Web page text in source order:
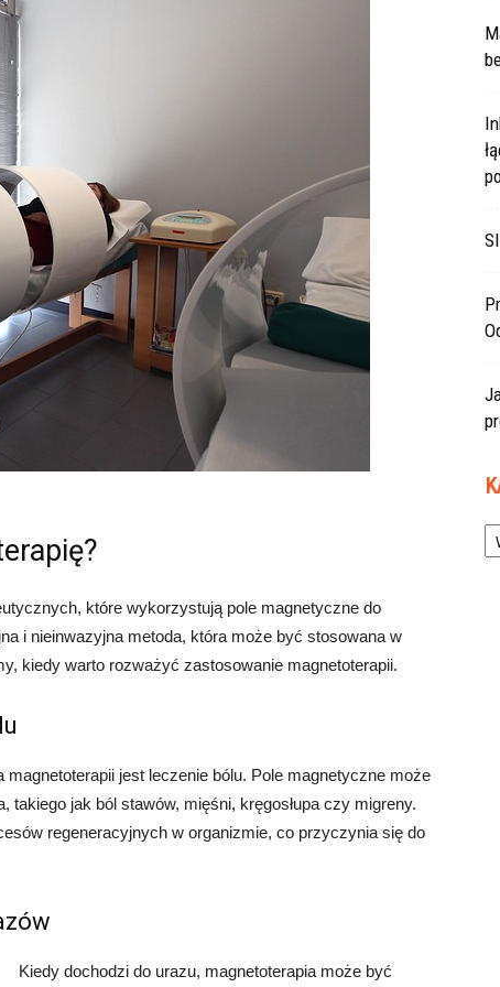
które wykorzystują pole magnetyczne do
i nieinwazyjna metoda, która może być stosowana w
kiedy warto rozważyć zastosowanie magnetoterapii.
jest leczenie bólu. Pole magnetyczne może
takiego jak ból stawów, mięśni, kręgosłupa czy migreny.
regeneracyjnych w organizmie, co przyczynia się do
Kiedy dochodzi do urazu, magnetoterapia może być